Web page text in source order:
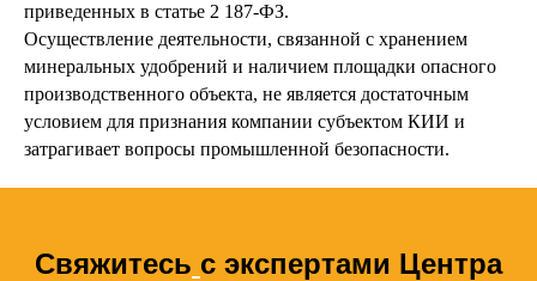
приведенных в статье 2 187-ФЗ.
Осуществление деятельности, связанной с хранением
минеральных удобрений и наличием площадки опасного
производственного объекта, не является достаточным
условием для признания компании субъектом КИИ и
затрагивает вопросы промышленной безопасности.
Свяжитесь с экспертами Центра